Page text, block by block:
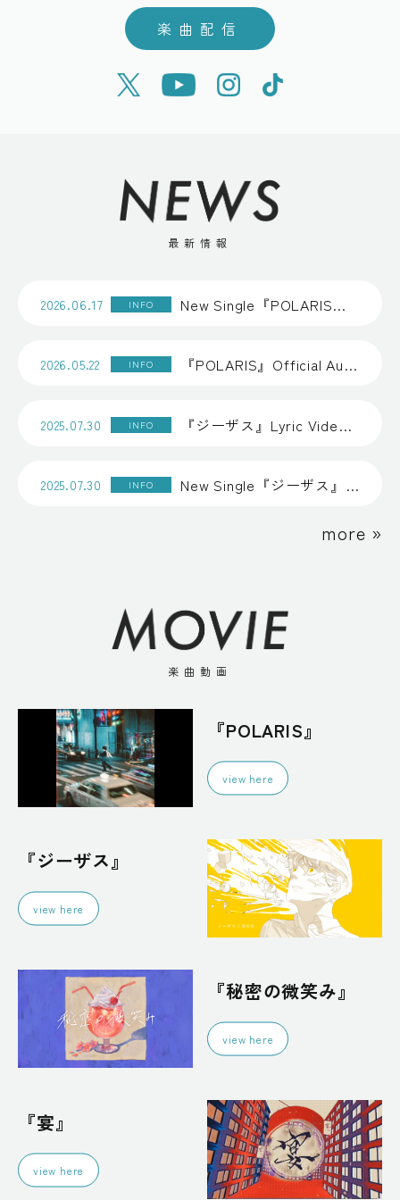
楽曲配信
最新情報
2026.06.17 INFO New Single『POLARIS』音楽配信スタート
2026.05.22 INFO 『POLARIS』Official Audio公開
2025.07.30 INFO 『ジーザス』Lyric Video公開
2025.07.30 INFO New Single『ジーザス』音楽配信スタート
more »
楽曲動画
『POLARIS』
view here
『ジーザス』
view here
『秘密の微笑み』
view here
『宴』
view here